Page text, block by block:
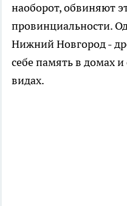
наоборот, обвиняют
провинциальности.
Нижний Новгород -
себе память в домах
видах.